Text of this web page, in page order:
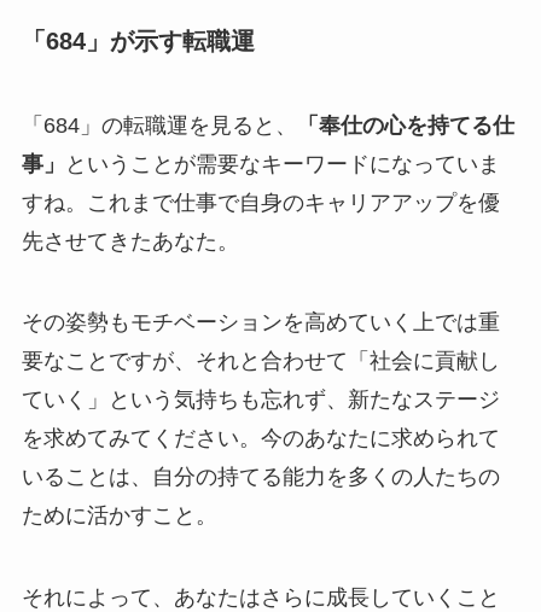
「684」が示す転職運
「684」の転職運を見ると、
「奉仕の心を持てる仕
事」
ということが需要なキーワードになっていま
すね。これまで仕事で自身のキャリアアップを優
先させてきたあなた。
その姿勢もモチベーションを高めていく上では重
要なことですが、それと合わせて「社会に貢献し
ていく」という気持ちも忘れず、新たなステージ
を求めてみてください。今のあなたに求められて
いることは、自分の持てる能力を多くの人たちの
ために活かすこと。
それによって、あなたはさらに成長していくこと